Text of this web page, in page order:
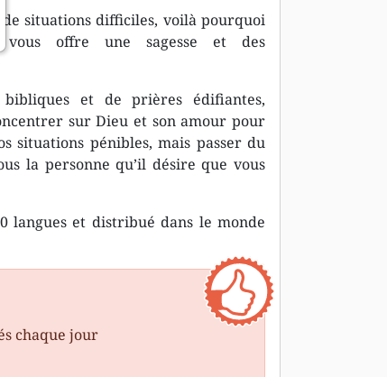
situations difficiles, voilà pourquoi
vous offre une sagesse et des
bibliques et de prières édifiantes,
sur Dieu et son amour pour
situations pénibles, mais passer du
la personne qu’il désire que vous
langues et distribué dans le monde
chaque jour